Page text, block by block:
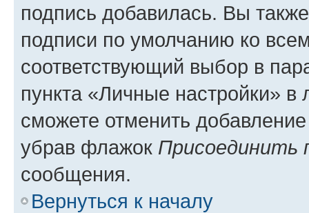
подпись добавилась. Вы
подписи по умолчанию ко
соответствующий выбор в
пункта «Личные настройки»
сможете отменить
убрав флажок Присоединить
сообщения.
Вернуться к началу